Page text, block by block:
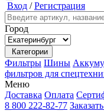
Вход /Регистрация
Город
Категории
Фильтры Шины
фильтров для
Меню
Доставка Оплата
8 800 222-82-77